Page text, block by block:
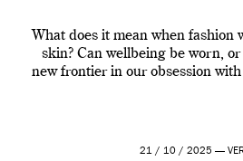
What does it mean when fashion
skin? Can wellbeing be worn,
new frontier in our obsession
21 / 10 / 2025 —